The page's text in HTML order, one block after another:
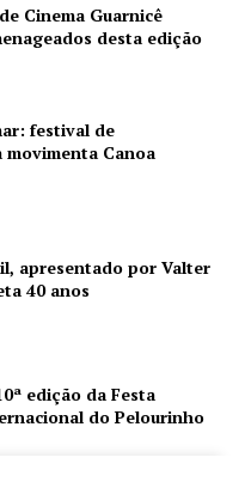
Cinema Guarnicê
desta edição
festival de
Canoa
apresentado por Valter
40 anos
edição da Festa
do Pelourinho